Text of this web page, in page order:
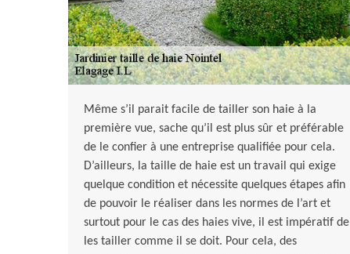
Même s’il parait facile de tailler son haie à la
première vue, sache qu’il est plus sûr et préférable
de le confier à une entreprise qualifiée pour cela.
D’ailleurs, la taille de haie est un travail qui exige
quelque condition et nécessite quelques étapes afin
de pouvoir le réaliser dans les normes de l’art et
surtout pour le cas des haies vive, il est impératif de
les tailler comme il se doit. Pour cela, des